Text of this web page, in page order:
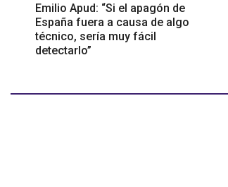
Emilio Apud: “Si el apagón de
España fuera a causa de algo
técnico, sería muy fácil
detectarlo”